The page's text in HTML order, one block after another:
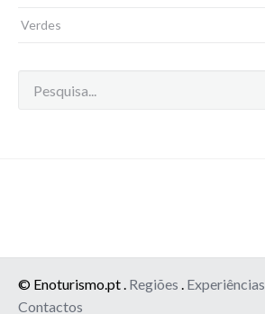
Verdes
© Enoturismo.pt . Regiões Experiências
Contactos